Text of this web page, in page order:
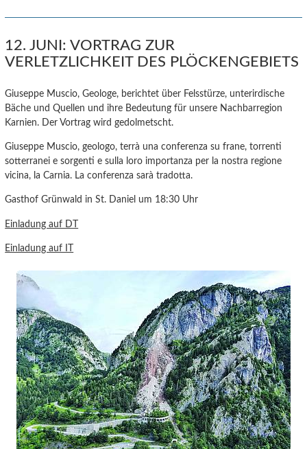
12. JUNI: VORTRAG ZUR
VERLETZLICHKEIT DES PLÖCKENGEBIETS
Giuseppe Muscio, Geologe, berichtet über Felsstürze, unterirdische
Bäche und Quellen und ihre Bedeutung für unsere Nachbarregion
Karnien. Der Vortrag wird gedolmetscht.
Giuseppe Muscio, geologo, terrà una conferenza su frane, torrenti
sotterranei e sorgenti e sulla loro importanza per la nostra regione
vicina, la Carnia. La conferenza sarà tradotta.
Gasthof Grünwald in St. Daniel um 18:30 Uhr
Einladung auf DT
Einladung auf IT